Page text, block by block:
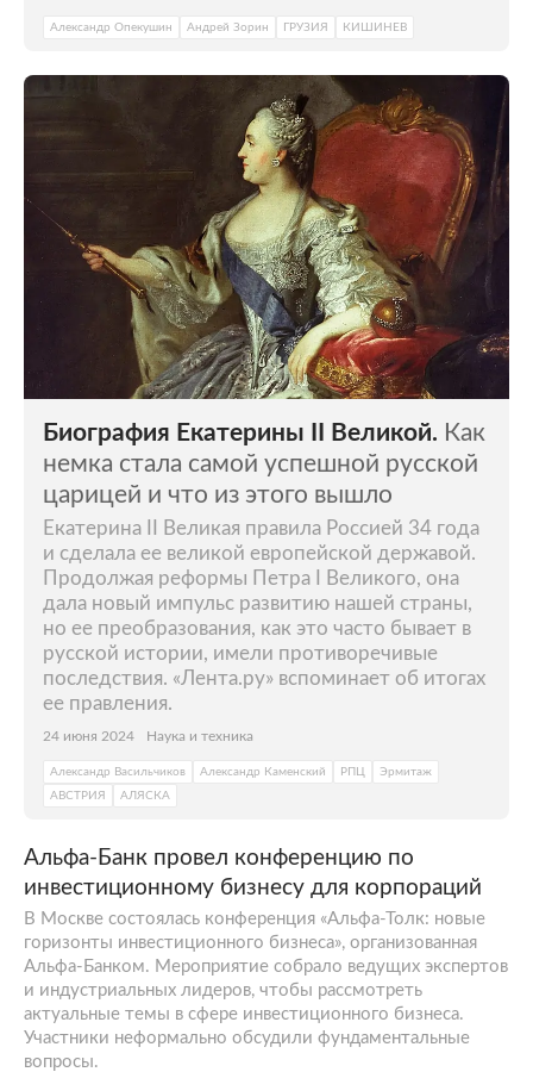
Александр Опекушин Андрей Зорин ГРУЗИЯ КИШИНЕВ
Биография Екатерины II Великой. Как
немка стала самой успешной русской
царицей и что из этого вышло
Екатерина II Великая правила Россией 34 года
и сделала ее великой европейской державой.
Продолжая реформы Петра I Великого, она
дала новый импульс развитию нашей страны,
но ее преобразования, как это часто бывает в
русской истории, имели противоречивые
последствия. «Лента.ру» вспоминает об итогах
ее правления.
24 июня 2024 Наука и техника
Александр Васильчиков Александр Каменский РПЦ
Эрмитаж
АВСТРИЯ
АЛЯСКА
Альфа-Банк провел конференцию по
инвестиционному бизнесу для корпораций
В Москве состоялась конференция «Альфа-Толк: новые
горизонты инвестиционного бизнеса», организованная
Альфа-Банком. Мероприятие собрало ведущих экспертов
и индустриальных лидеров, чтобы рассмотреть
актуальные темы в сфере инвестиционного бизнеса.
Участники неформально обсудили фундаментальные
вопросы.